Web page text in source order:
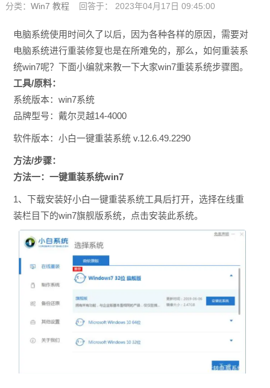
分类： Win7 教程 回答于： 2023年04月17日 09:45:00
电脑系统使用时间久了以后，因为各种各样的原因，需要对
电脑系统进行重装修复也是在所难免的，那么，如何重装系
统win7呢？下面小编就来教一下大家win7重装系统步骤图。
工具/原料：
系统版本：win7系统
品牌型号：戴尔灵越14-4000
软件版本：小白一键重装系统 v.12.6.49.2290
方法/步骤：
方法一：一键重装系统win7
1、下载安装好小白一键重装系统工具后打开，选择在线重
装栏目下的win7旗舰版系统，点击安装此系统。